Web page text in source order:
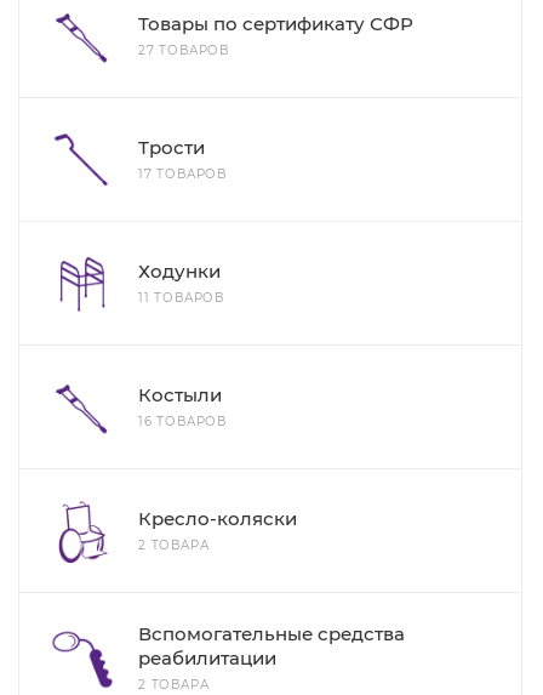
Товары по сертификату СФР
27 ТОВАРОВ
Трости
17 ТОВАРОВ
Ходунки
11 ТОВАРОВ
Костыли
16 ТОВАРОВ
Кресло-коляски
2 ТОВАРА
Вспомогательные средства
реабилитации
2 ТОВАРА